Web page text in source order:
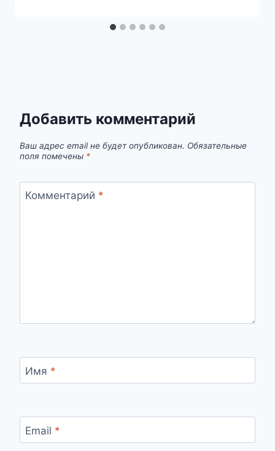
Добавить комментарий
Ваш адрес email не будет опубликован. Обязательные
поля помечены *
Комментарий *
Имя *
Email *